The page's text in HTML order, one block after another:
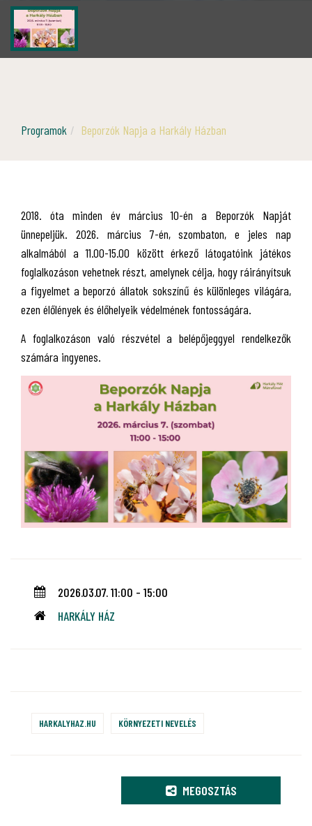
Programok Beporzók Napja a Harkály Házban
2018. óta minden év március 10-én a Beporzók Napját
ünnepeljük. 2026. március 7-én, szombaton, e jeles nap
alkalmából a 11.00-15.00 között érkező látogatóink játékos
foglalkozáson vehetnek részt, amelynek célja, hogy ráirányítsuk
a figyelmet a beporzó állatok sokszínű és különleges világára,
ezen élőlények és élőhelyeik védelmének fontosságára.
A foglalkozáson való részvétel a belépőjeggyel rendelkezők
számára ingyenes.
2026.03.07. 11:00 - 15:00
HARKÁLY HÁZ
HARKALYHAZ.HU KÖRNYEZETI NEVELÉS
MEGOSZTÁS